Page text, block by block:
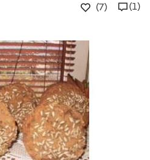
(7) (1)